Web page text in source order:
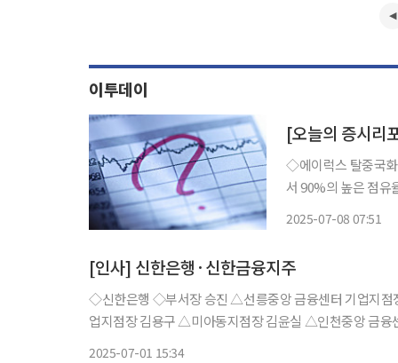
이투데이
[오늘의 증시리
◇에이럭스 탈중국화
서 90%의 높은 점유
2025-07-08 07:51
[인사] 신한은행·신한금융지주
◇신한은행 ◇부서장 승진 △선릉중앙 금융센터 기업지점장 김종완 △서초중앙 금융센터 기업지점장 백승렬 △강북 금융센터 기
업지점장 김용구 △미아동지점장 김윤실 △인천중앙 금
2025-07-01 15:34